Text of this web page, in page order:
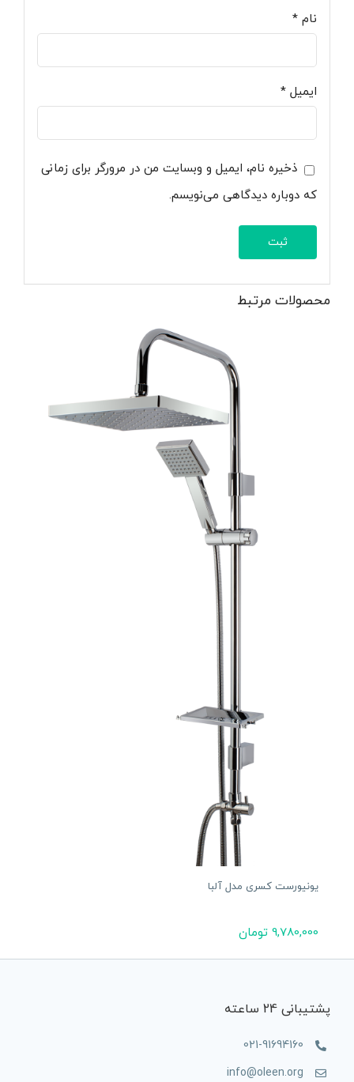
نام *
ایمیل *
ذخیره نام، ایمیل و وبسایت من در مرورگر برای زمانی
که دوباره دیدگاهی می‌نویسم.
محصولات مرتبط
یونیورست کسری مدل آلبا
9,780,000 تومان
پشتیبانی 24 ساعته
021-91694160
info@oleen.org